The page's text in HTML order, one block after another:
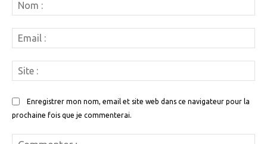
:
:
:
Enregistrer mon nom, email et site web dans ce navigateur pour la
prochaine fois que je commenterai.